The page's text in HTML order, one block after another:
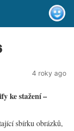
4 roky ago
ke stažení –
sbírku obrázků,